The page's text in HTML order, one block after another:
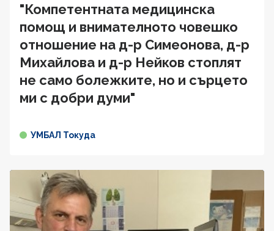
"Компетентната медицинска
помощ и внимателното човешко
отношение на д-р Симеонова, д-р
Михайлова и д-р Нейков стоплят
не само болежките, но и сърцето
ми с добри думи"
УМБАЛ Токуда